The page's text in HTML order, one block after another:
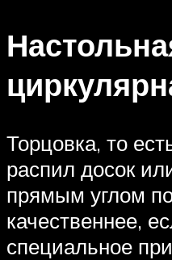
Торцовка, то
распил досок
прямым углом
качественнее,
специальное